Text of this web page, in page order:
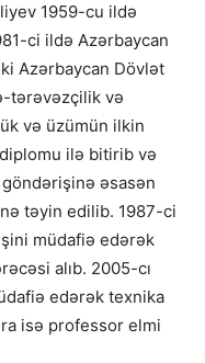
1959-cu ildə
ci ildə Azərbaycan
Azərbaycan Dövlət
tərəvəzçilik və
və üzümün ilkin
diplomu ilə bitirib və
əsasən
təyin edilib. 1987-ci
müdafiə edərək
alıb. 2005-cı
edərək texnika
isə professor elmi